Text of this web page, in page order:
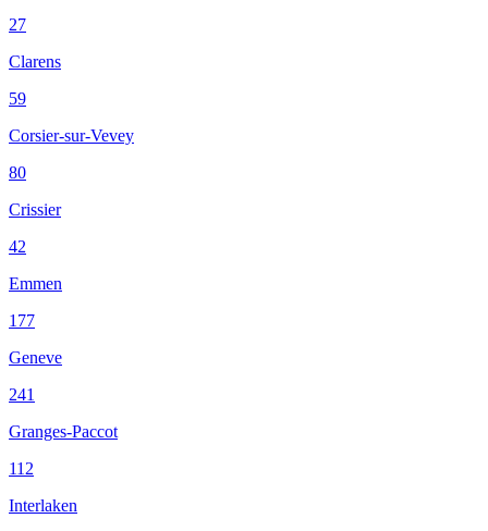
27
Clarens
59
Corsier-sur-Vevey
80
Crissier
42
Emmen
177
Geneve
241
Granges-Paccot
112
Interlaken